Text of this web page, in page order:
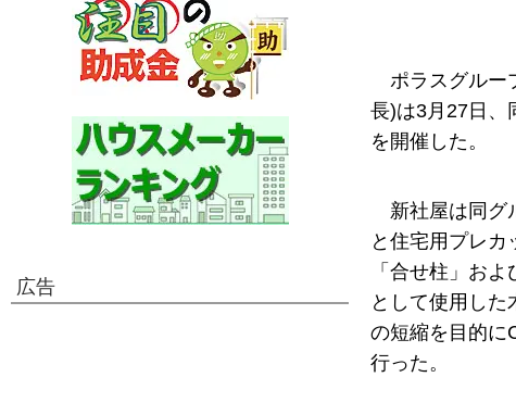
ポラスグルー
長)は3月27日、
を開催した。
新社屋は同グ
と住宅用プレ
「合せ柱」お
として使用した
の短縮を目的に
行った。
広告